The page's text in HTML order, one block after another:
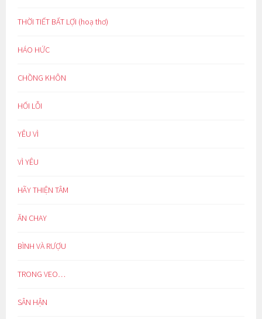
THỜI TIẾT BẤT LỢI (hoạ thơ)
HÁO HỨC
CHỒNG KHÔN
HỐI LỖI
YÊU VÌ
VÌ YÊU
HÃY THIỆN TÂM
ĂN CHAY
BÌNH VÀ RƯỢU
TRONG VEO…
SÂN HẬN